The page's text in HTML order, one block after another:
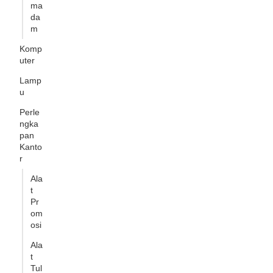
ma
da
m
Komp
uter
Lamp
u
Perle
ngka
pan
Kanto
r
Ala
t
Pr
om
osi
Ala
t
Tul